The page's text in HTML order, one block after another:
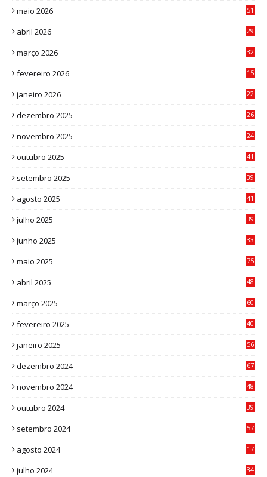
maio 2026
51
abril 2026
29
março 2026
32
fevereiro 2026
15
janeiro 2026
22
dezembro 2025
26
novembro 2025
24
outubro 2025
41
setembro 2025
39
agosto 2025
41
julho 2025
39
junho 2025
33
maio 2025 75
abril 2025
48
março 2025
60
fevereiro 2025
40
janeiro 2025
56
dezembro 2024
67
novembro 2024
48
outubro 2024
39
setembro 2024
57
agosto 2024
17
julho 2024
34